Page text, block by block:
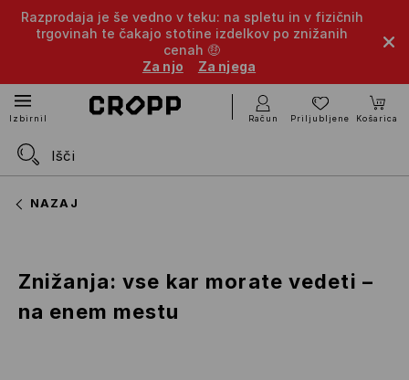
Razprodaja je še vedno v teku: na spletu in v fizičnih
trgovinah te čakajo stotine izdelkov po znižanih
cenah 🤑
Za njo
Za njega
Izbirnik Račun Priljubljene Košarica
NAZAJ
Znižanja: vse kar morate vedeti –
na enem mestu